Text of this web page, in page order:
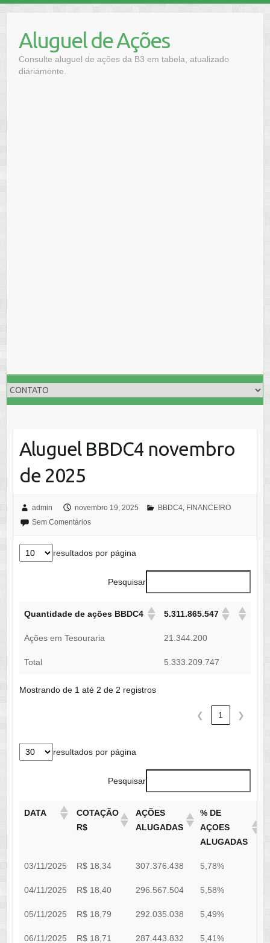
contentAluguel de Ações
Consulte aluguel de ações da B3 em tabela, atualizado
diariamente.
Aluguel BBDC4 novembro
de 2025
admin novembro 19, 2025 BBDC4, FINANCEIRO
Sem Comentários
resultados por página
Pesquisar
Quantidade de ações BBDC4 5.311.865.547
Ações em Tesouraria 21.344.200
Total 5.333.209.747
Mostrando de 1 até 2 de 2 registros
❮ 1 ❯
resultados por página
Pesquisar
DATA
COTAÇÃO
R$
AÇÕES
ALUGADAS
% DE
AÇOES
ALUGADAS
03/11/2025 R$ 18,34 307.376.438 5,78%
04/11/2025 R$ 18,40 296.567.504 5,58%
05/11/2025 R$ 18,79 292.035.038 5,49%
06/11/2025 R$ 18,71 287.443.832 5,41%